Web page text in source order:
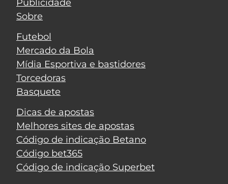
Publicidade
Sobre
Futebol
Mercado da Bola
Mídia Esportiva e bastidores
Torcedoras
Basquete
Dicas de apostas
Melhores sites de apostas
Código de indicação Betano
Código bet365
Código de indicação Superbet